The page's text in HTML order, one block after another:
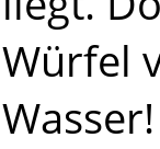
Würfel
Wasser!